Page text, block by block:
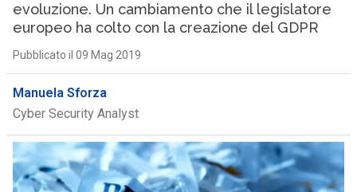
evoluzione. Un cambiamento che il legislatore
europeo ha colto con la creazione del GDPR
Pubblicato il 09 Mag 2019
Manuela Sforza
Cyber Security Analyst